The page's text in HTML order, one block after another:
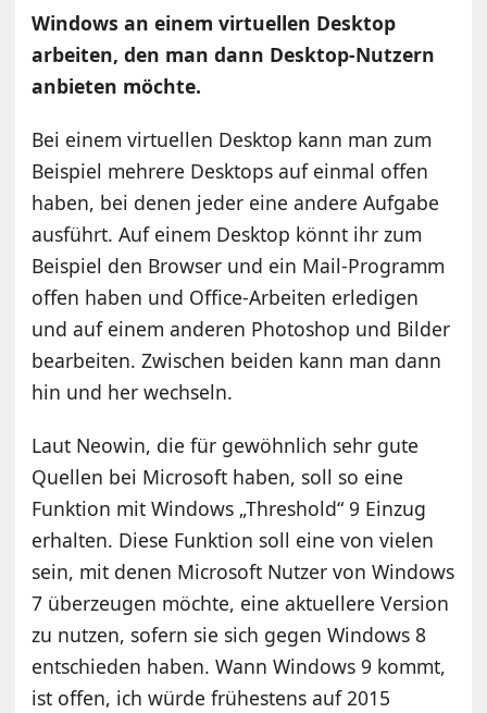
Windows an einem virtuellen Desktop
arbeiten, den man dann Desktop-Nutzern
anbieten möchte.
Bei einem virtuellen Desktop kann man zum
Beispiel mehrere Desktops auf einmal offen
haben, bei denen jeder eine andere Aufgabe
ausführt. Auf einem Desktop könnt ihr zum
Beispiel den Browser und ein Mail-Programm
offen haben und Office-Arbeiten erledigen
und auf einem anderen Photoshop und Bilder
bearbeiten. Zwischen beiden kann man dann
hin und her wechseln.
Laut Neowin, die für gewöhnlich sehr gute
Quellen bei Microsoft haben, soll so eine
Funktion mit Windows „Threshold“ 9 Einzug
erhalten. Diese Funktion soll eine von vielen
sein, mit denen Microsoft Nutzer von Windows
7 überzeugen möchte, eine aktuellere Version
zu nutzen, sofern sie sich gegen Windows 8
entschieden haben. Wann Windows 9 kommt,
ist offen, ich würde frühestens auf 2015